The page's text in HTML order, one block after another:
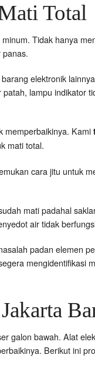
Total
Tidak hanya
elektronik
lampu indikator
memperbaikinya. Kami
mati total.
cara jitu untuk
mati padahal
air tidak
padan elemen
mengidentifikasi
galon bawah. Alat
Berikut ini